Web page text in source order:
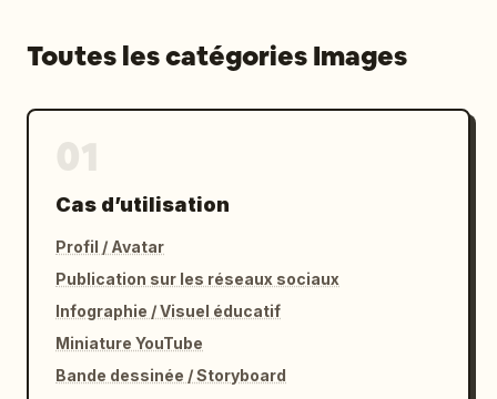
Toutes les catégories Images
Cas d’utilisation
Profil / Avatar
Publication sur les réseaux sociaux
Infographie / Visuel éducatif
Miniature YouTube
Bande dessinée / Storyboard